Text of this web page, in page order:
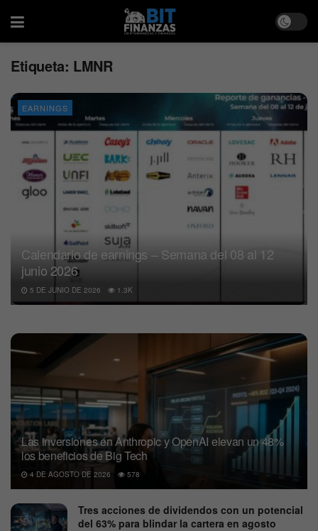
Etiqueta: LMNR
EARNINGS
Calendario de earnings – Semana del 08 al 12
junio 2026
5 DE JUNIO DE 2026 1.3K
Las inversiones en Anthropic y OpenAI elevan un 48%
los beneficios de Big Tech
4 DE AGOSTO DE 2026 578
Tres acciones de dividendos con un potencial
del 63% para blindar la cartera en agosto